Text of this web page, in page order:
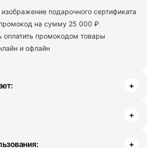
подарочного сертификата
на сумму 25 000 ₽
оплатить промокодом товары
и офлайн
+
+
+